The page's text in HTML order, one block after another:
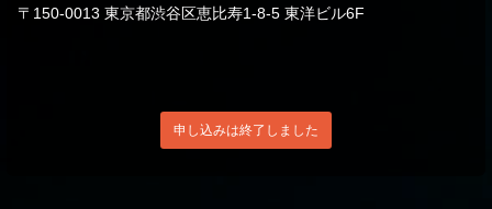
〒150-0013 東京都渋谷区恵比寿1-8-5 東洋ビル6F
申し込みは終了しました